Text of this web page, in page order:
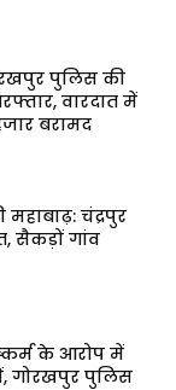
पुलिस की
वारदात में
बरामद
महाबाढ़: चंद्रपुर
सैकड़ों गांव
के आरोप में
गोरखपुर पुलिस